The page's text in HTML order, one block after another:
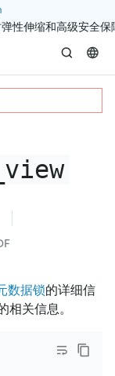
性伸缩和高级安全保
数据锁的详细信
关信息。